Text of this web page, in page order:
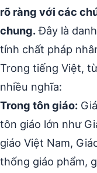
rõ ràng với các
chung.Đây là
tính chất pháp
Trong tiếng Việt,
nhiều nghĩa:
Trong tôn giáo:
tôn giáo lớn như
giáo Việt Nam,
thống giáo phẩm,